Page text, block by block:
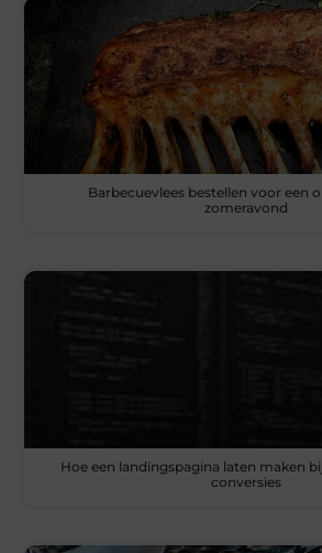
Barbecuevlees bestellen voor een
zomeravond
Hoe een landingspagina laten maken
conversies